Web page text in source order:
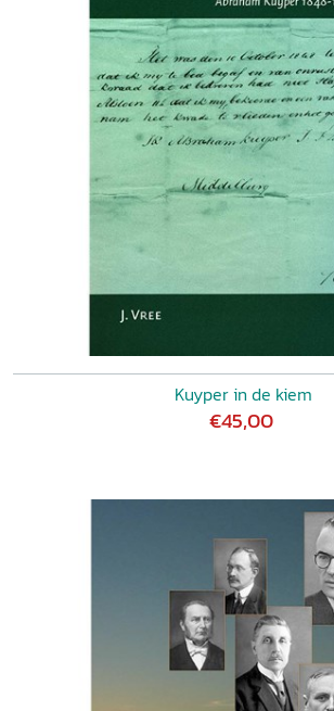
Kuyper in de kiem
€45,00